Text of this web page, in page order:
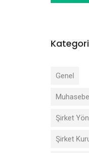
Genel
Muhasebe
Şirket
Şirket